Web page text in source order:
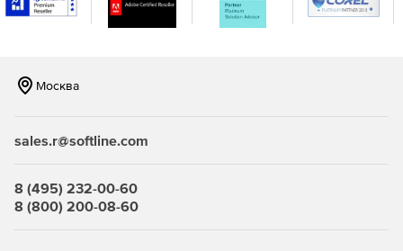
Москва
sales.r@softline.com
8 (495) 232-00-60
8 (800) 200-08-60